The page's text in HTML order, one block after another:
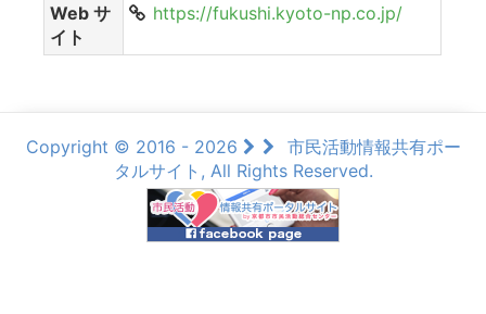
Web サ
イト
https://fukushi.kyoto-np.co.jp/
Copyright © 2016 - 2026
市民活動情報共有ポー
タルサイト, All Rights Reserved.